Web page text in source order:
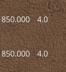
850.000 4.0
850.000 4.0